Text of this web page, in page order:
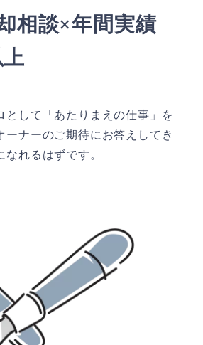
相談×年間実績
として「あたりまえの仕事」を
ーナーのご期待にお答えしてき
れるはずです。